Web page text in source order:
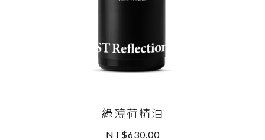
綠薄荷精油
NT$630.00